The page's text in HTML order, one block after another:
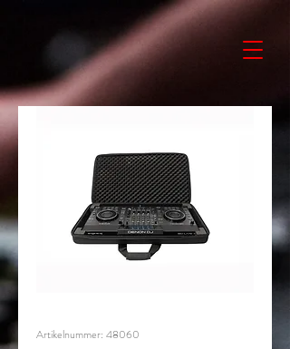
Artikelnummer: 48060